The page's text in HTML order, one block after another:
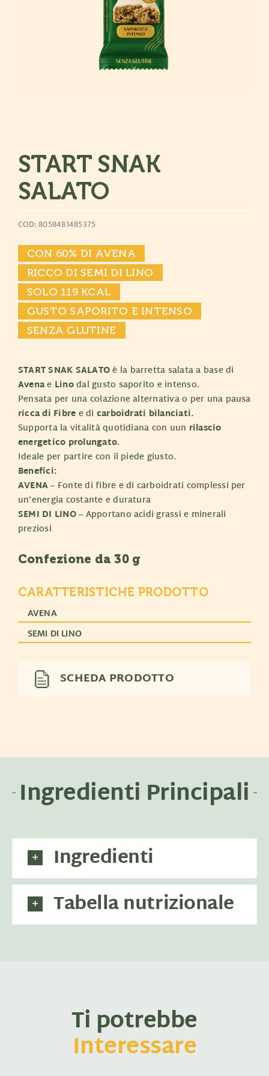
START SNAK
SALATO
COD: 8058481485375
CON 60% DI AVENA
RICCO DI SEMI DI LINO
SOLO 119 KCAL
GUSTO SAPORITO E INTENSO
SENZA GLUTINE
START SNAK SALATOè la barretta salata a base di
Avenae Linodal gusto saporito e intenso.
Pensata per una colazione alternativa o per una pausa
ricca di Fibre e di carboidrati bilanciati.
Supporta la vitalità quotidiana con uun rilascio
energetico prolungato.
Ideale per partire con il piede giusto.
Benefici:
AVENA– Fonte di fibre e di carboidrati complessi per
un’energia costante e duratura
SEMI DI LINO– Apportano acidi grassi e minerali
preziosi
Confezione da 30 g
CARATTERISTICHE PRODOTTO
AVENA
SEMI DI LINO
SCHEDA PRODOTTO
Ingredienti Principali
Ingredienti
Tabella nutrizionale
Ti potrebbe
Interessare